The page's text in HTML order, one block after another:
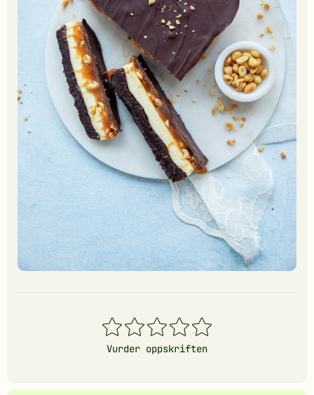
1
stjerner
2
stjerner
3
stjerner
4
stjerner
5
stjerner
Vurder oppskriften